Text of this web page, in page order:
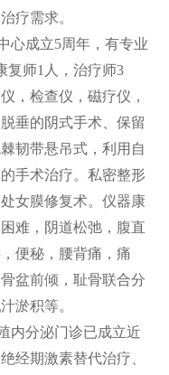
疗需求。
心成立5周年，有专业
复师1人，治疗师3
，检查仪，磁疗仪，
垂的阴式手术、保留
韧带悬吊式，利用自
手术治疗。私密整形
女膜修复术。仪器康
难，阴道松弛，腹直
便秘，腰背痛，痛
盆前倾，耻骨联合分
淤积等。
内分泌门诊已成立近
经期激素替代治疗、